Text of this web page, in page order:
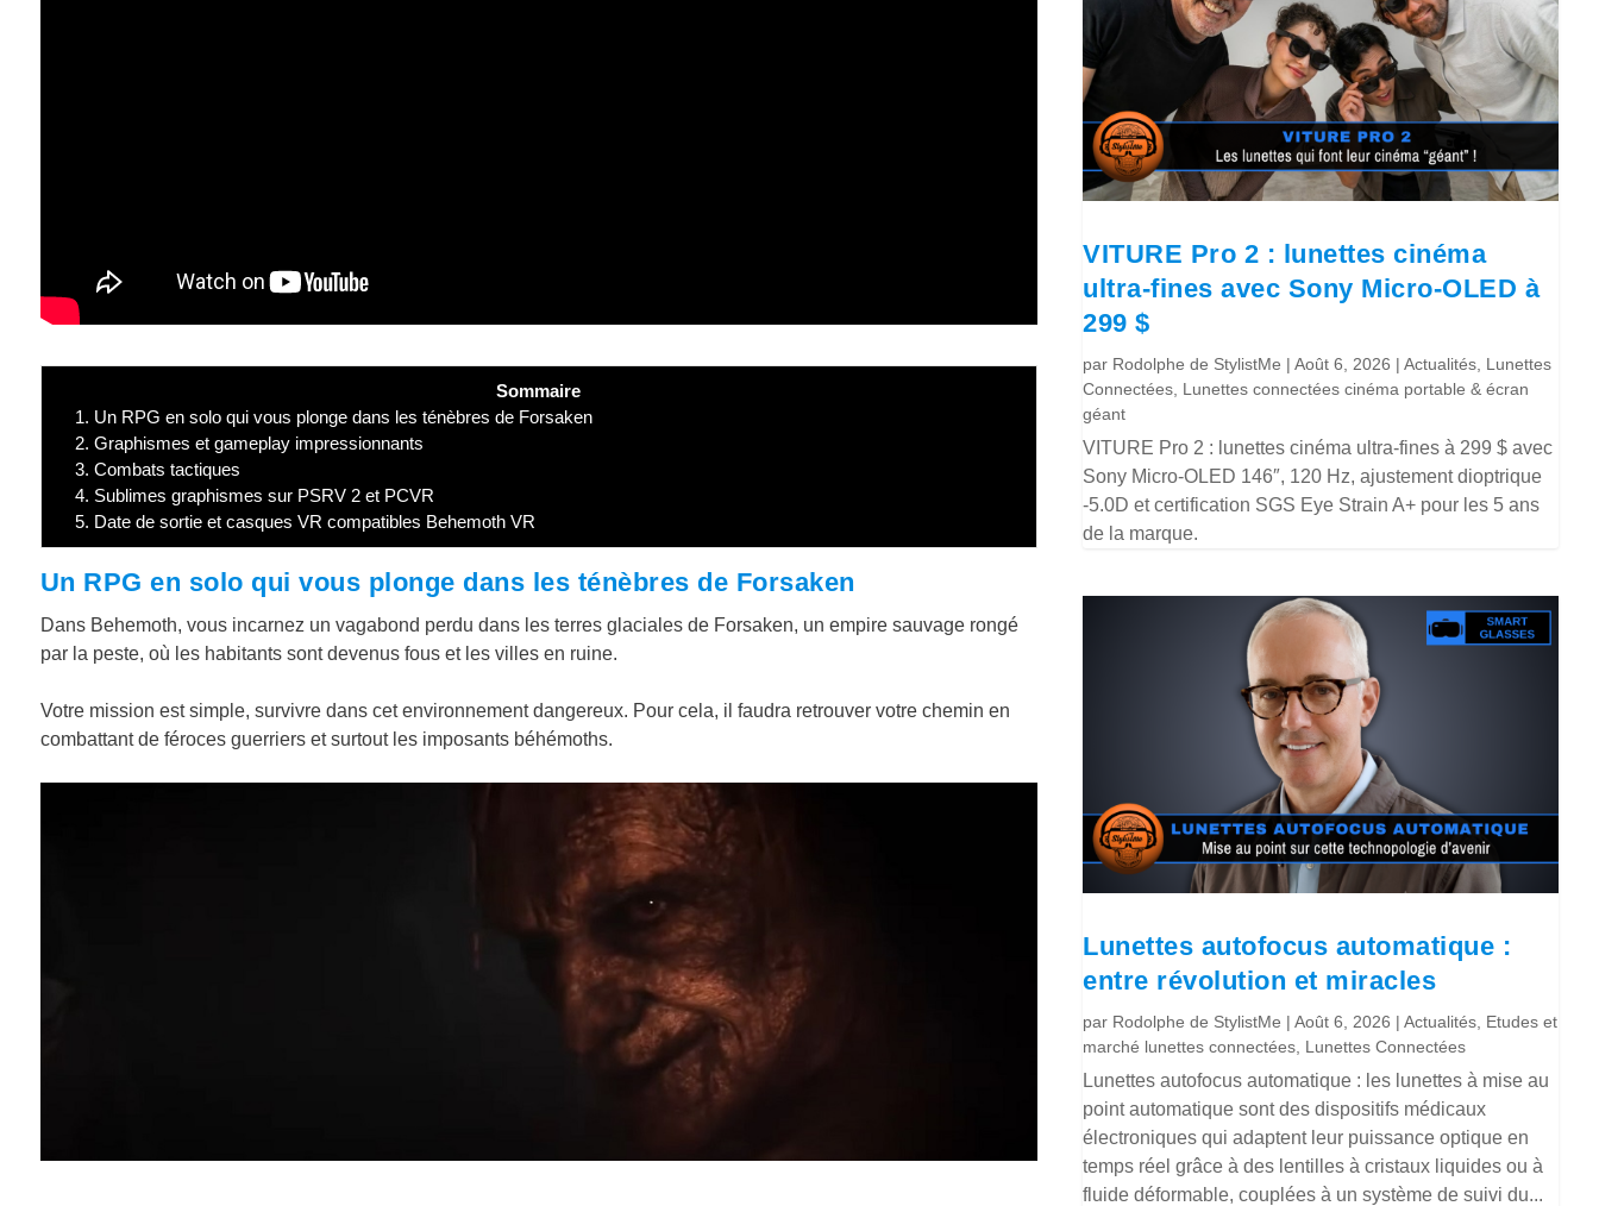
Sommaire
1. Un RPG en solo qui vous plonge dans les ténèbres de Forsaken
2. Graphismes et gameplay impressionnants
3. Combats tactiques
4. Sublimes graphismes sur PSRV 2 et PCVR
5. Date de sortie et casques VR compatibles Behemoth VR
Un RPG en solo qui vous plonge dans les ténèbres de Forsaken
Dans Behemoth, vous incarnez un vagabond perdu dans les terres glaciales de Forsaken, un empire sauvage rongé
par la peste, où les habitants sont devenus fous et les villes en ruine.
Votre mission est simple, survivre dans cet environnement dangereux. Pour cela, il faudra retrouver votre chemin en
combattant de féroces guerriers et surtout les imposants béhémoths.
VITURE Pro 2 : lunettes cinéma
ultra-fines avec Sony Micro-OLED à
299 $
par Rodolphe de StylistMe |Août 6, 2026 |Actualités Lunettes
Connectées Lunettes connectées cinéma portable & écran
géant
VITURE Pro 2 : lunettes cinéma ultra-fines à 299 $ avec
Sony Micro-OLED 146″, 120 Hz, ajustement dioptrique
-5.0D et certification SGS Eye Strain A+ pour les 5 ans
de la marque.
Lunettes autofocus automatique :
entre révolution et miracles
par Rodolphe de StylistMe |Août 6, 2026 |Actualités Etudes et
marché lunettes connectées Lunettes Connectées
Lunettes autofocus automatique : les lunettes à mise au
point automatique sont des dispositifs médicaux
électroniques qui adaptent leur puissance optique en
temps réel grâce à des lentilles à cristaux liquides ou à
fluide déformable, couplées à un système de suivi du...